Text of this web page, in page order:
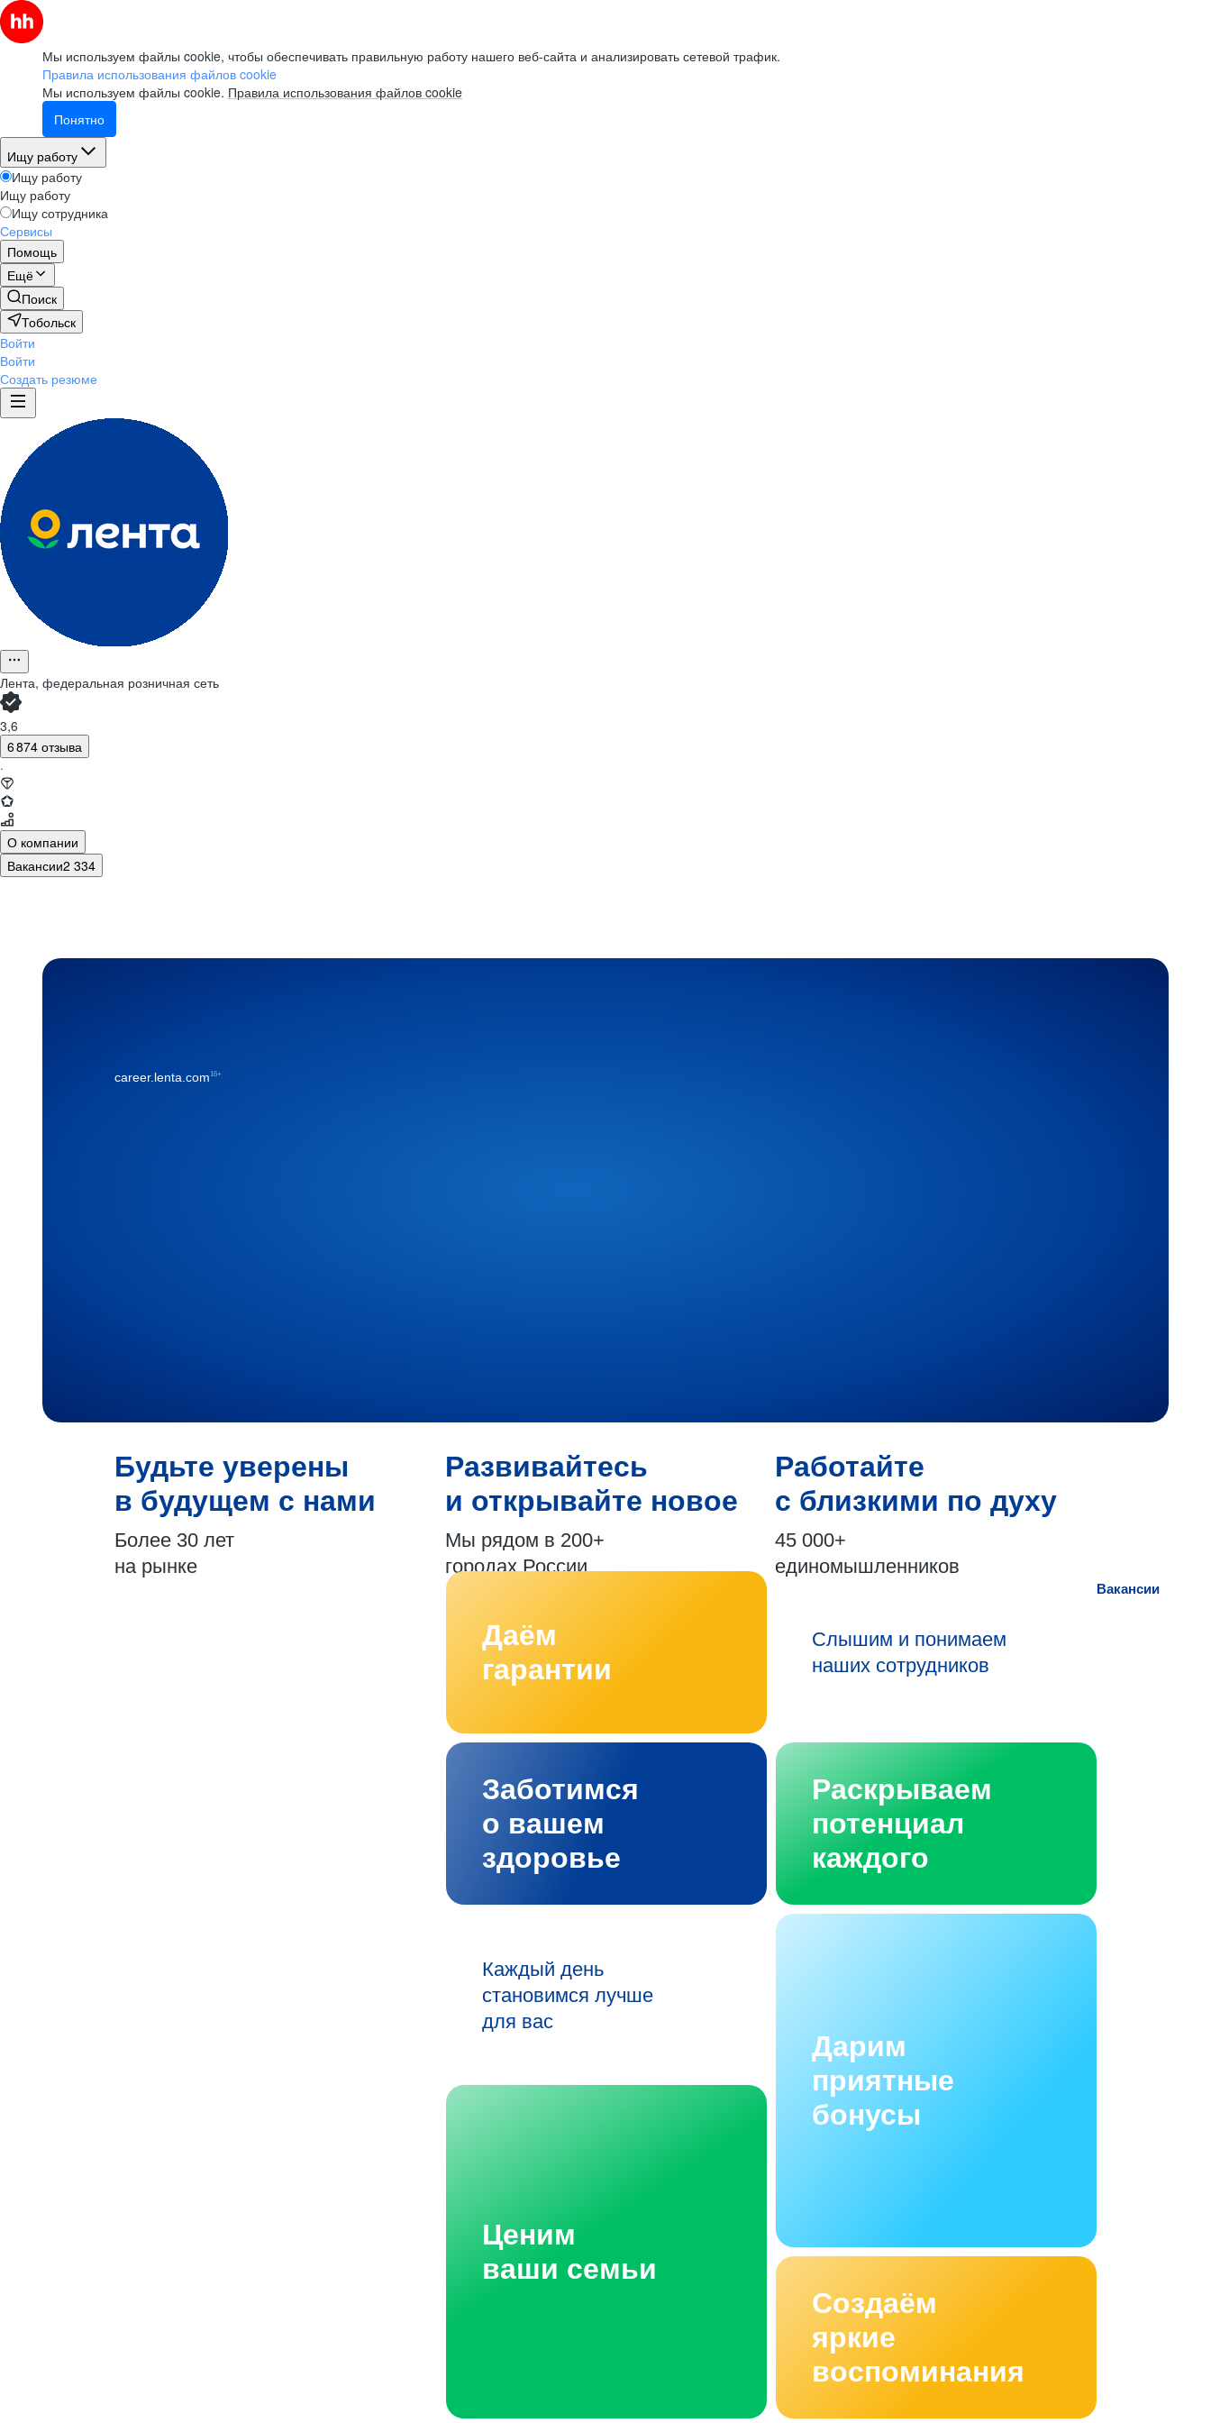
Мы используем файлы cookie, чтобы обеспечивать правильную работу нашего веб-сайта и анализировать сетевой трафик.
Правила использования файлов cookie
Мы используем файлы cookie. Правила использования файлов cookie
Понятно
Ищу работу
Ищу работу
Ищу работу
Ищу сотрудника
Сервисы
Помощь
Ещё
Поиск
Тобольск
Войти
Войти
Создать резюме
Лента, федеральная розничная сеть
3,6
6 874 отзыва
·
О компании
Вакансии2 334
career.lenta.com16+
Будьте уверены
в будущем с нами
Более 30 лет
на рынке
Развивайтесь
и открывайте новое
Мы рядом в 200+
городах России
Работайте
с близкими по духу
45 000+
единомышленников
Вакансии
Даём
гарантии
Слышим и понимаем
наших сотрудников
Заботимся
о вашем
здоровье
Раскрываем
потенциал
каждого
Каждый день
становимся лучше
для вас
Дарим
приятные
бонусы
Ценим
ваши семьи
Создаём
яркие
воспоминания